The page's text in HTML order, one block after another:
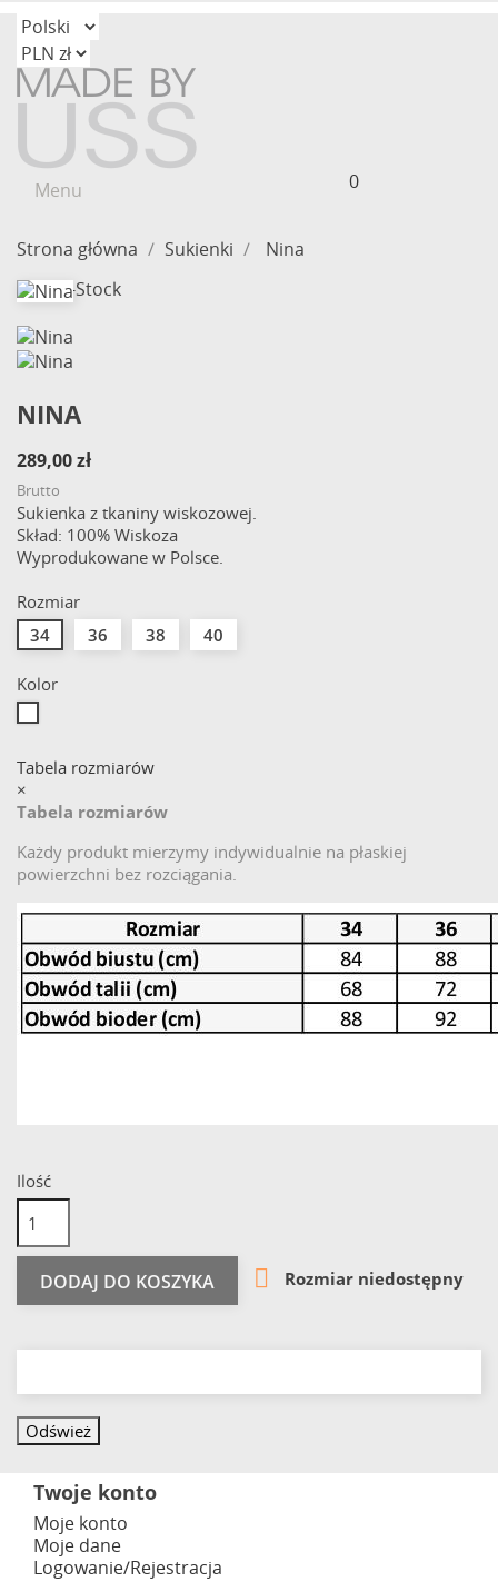
Menu 0
Strona główna Sukienki
Nina
Out-of-Stock
NINA
289,00 zł
Brutto
Sukienka z tkaniny wiskozowej.
Skład: 100% Wiskoza
Wyprodukowane w Polsce.
Rozmiar
34
36 38 40
Kolor
Tabela rozmiarów
×
Tabela rozmiarów
Każdy produkt mierzymy indywidualnie na płaskiej
powierzchni bez rozciągania.
Ilość
DODAJ DO KOSZYKA  Rozmiar niedostępny
Twoje konto
Moje konto
Moje dane
Logowanie/Rejestracja